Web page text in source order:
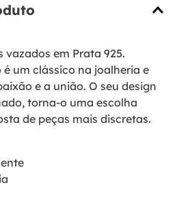
vazados em Prata 925.
um clássico na joalheria e
e a união. O seu design
torna-o uma escolha
de peças mais discretas.